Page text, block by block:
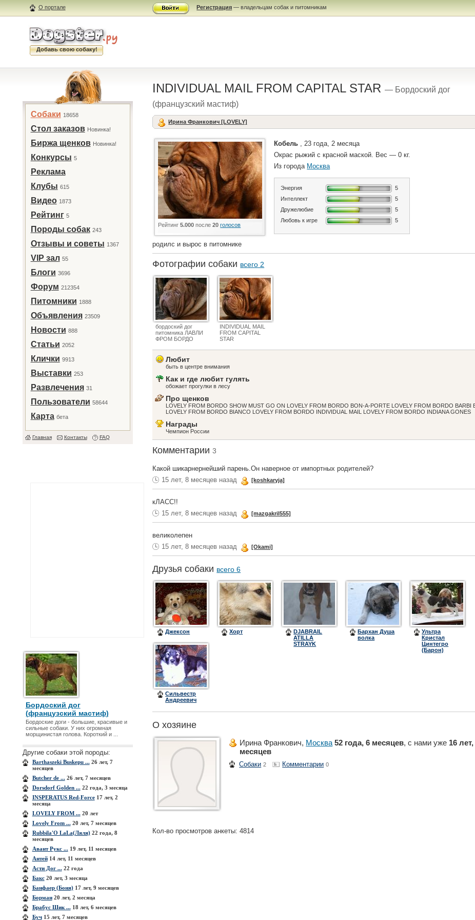
О портале Регистрация — владельцам собак и питомникам
Добавь свою собаку!
Собаки 18658
Стол заказов Новинка!
Биржа щенков Новинка!
Конкурсы 5
Реклама
Клубы 615
Видео 1873
Рейтинг 5
Породы собак 243
Отзывы и советы 1367
VIP зал 55
Блоги 3696
Форум 212354
Питомники 1888
Объявления 23509
Новости 888
Статьи 2052
Клички 9913
Выставки 253
Развлечения 31
Пользователи 58644
Карта бета
Главная Контакты FAQ
Бордоский дог
(французский мастиф)
Бордоские доги - большие, красивые и
сильные собаки. У них огромная
морщинистая голова. Короткий и ...
Другие собаки этой породы:
Barthaszeki Buskepu ...26 лет, 7
месяцев
Butcher de ...26 лет, 7 месяцев
Dorsdorf Golden ...22 года, 3 месяца
INSPERATUS Red-Force17 лет, 2
месяца
LOVELY FROM ...20 лет
Lovely From ...20 лет, 7 месяцев
Rubbila'O LaLa(Ляля)22 года, 8
месяцев
Авант Рукс ...19 лет, 11 месяцев
Антей14 лет, 11 месяцев
Асти Дог ...22 года
Бакс20 лет, 3 месяца
Банфаер (Боня)17 лет, 9 месяцев
Борман20 лет, 2 месяца
Брабус Шик ...18 лет, 6 месяцев
Буч15 лет, 7 месяцев
INDIVIDUAL MAIL FROM CAPITAL STAR— Бордоский дог
(французский мастиф)
Ирина Франкович [LOVELY]
Рейтинг5.000 после20 голосов
Кобель , 23 года, 2 месяца
Окрас рыжий с красной маской. Вес — 0 кг.
Из города Москва
Энергия
5
Интеллект
5
Дружелюбие
5
Любовь к игре
5
родилс и вырос в питомнике
Фотографии собаки всего 2
бордоский дог
питомника ЛАВЛИ
ФРОМ БОРДО
INDIVIDUAL MAIL
FROM CAPITAL
STAR
Любит
быть в центре внимания
Как и где любит гулять
обожает прогулки в лесу
Про щенков
LOVELY FROM BORDO SHOW MUST GO ON LOVELY FROM BORDO BON-A-PORTE LOVELY FROM BORDO BARBI
LOVELY FROM BORDO BIANCO LOVELY FROM BORDO INDIVIDUAL MAIL LOVELY FROM BORDO INDIANA GONES
Награды
Чемпион России
Комментарии3
Какой шикарнернейший парень.Он наверное от импортных родителей?
15 лет, 8 месяцев назад
[koshkaryja]
кЛАСС!!
15 лет, 8 месяцев назад
[mazgakril555]
великолепен
15 лет, 8 месяцев назад
[Okami]
Друзья собаки всего 6
Джексон Хорт
DJABRAIL
ATILLA
STRAYK
Бархан Душа
волка
Ультра
Кристал
Цинтегро
(Барон)
Сильвестр
Андреевич
О хозяине
Ирина Франкович, Москва 52 года, 6 месяцев, с нами уже 16 лет,
месяцев
Собаки 2 Комментарии 0
Кол-во просмотров анкеты: 4814